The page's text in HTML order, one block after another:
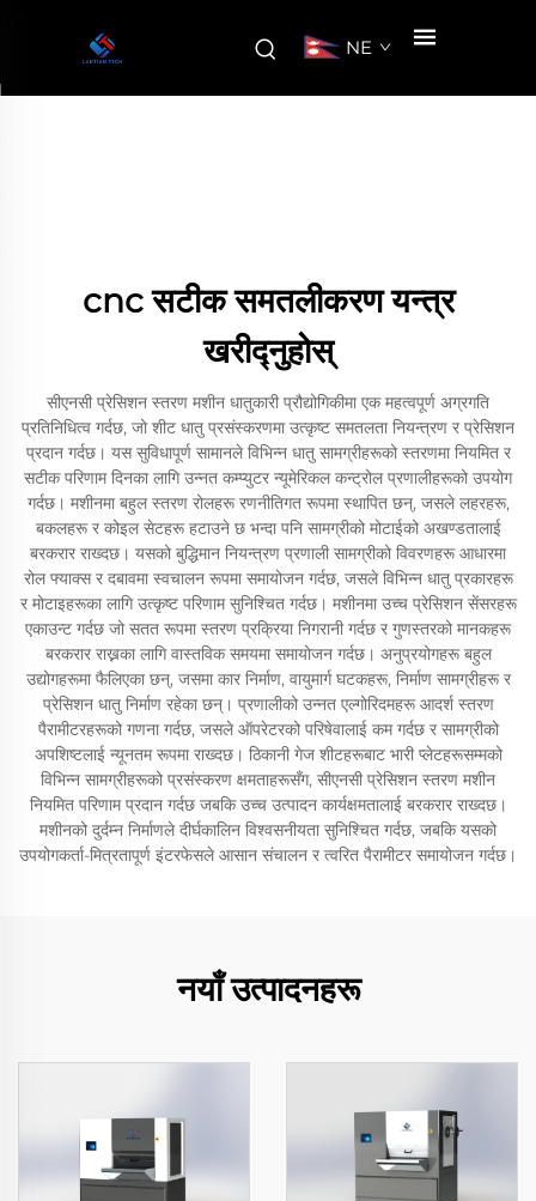
NE
cnc सटीक समतलीकरण यन्त्र
खरीद्नुहोस्
सीएनसी प्रेसिशन स्तरण मशीन धातुकारी प्रौद्योगिकीमा एक महत्वपूर्ण अग्रगति
प्रतिनिधित्व गर्दछ, जो शीट धातु प्रसंस्करणमा उत्कृष्ट समतलता नियन्त्रण र प्रेसिशन
प्रदान गर्दछ। यस सुविधापूर्ण सामानले विभिन्न धातु सामग्रीहरूको स्तरणमा नियमित र
सटीक परिणाम दिनका लागि उन्नत कम्प्युटर न्यूमेरिकल कन्ट्रोल प्रणालीहरूको उपयोग
गर्दछ। मशीनमा बहुल स्तरण रोलहरू रणनीतिगत रूपमा स्थापित छन्, जसले लहरहरू,
बकलहरू र कोइल सेटहरू हटाउने छ भन्दा पनि सामग्रीको मोटाईको अखण्डतालाई
बरकरार राख्दछ। यसको बुद्धिमान नियन्त्रण प्रणाली सामग्रीको विवरणहरू आधारमा
रोल फ्याक्स र दबावमा स्वचालन रूपमा समायोजन गर्दछ, जसले विभिन्न धातु प्रकारहरू
र मोटाइहरूका लागि उत्कृष्ट परिणाम सुनिश्चित गर्दछ। मशीनमा उच्च प्रेसिशन सेंसरहरू
एकाउन्ट गर्दछ जो सतत रूपमा स्तरण प्रक्रिया निगरानी गर्दछ र गुणस्तरको मानकहरू
बरकरार राख्नका लागि वास्तविक समयमा समायोजन गर्दछ। अनुप्रयोगहरू बहुल
उद्योगहरूमा फैलिएका छन्, जसमा कार निर्माण, वायुमार्ग घटकहरू, निर्माण सामग्रीहरू र
प्रेसिशन धातु निर्माण रहेका छन्। प्रणालीको उन्नत एल्गोरिदमहरू आदर्श स्तरण
पैरामीटरहरूको गणना गर्दछ, जसले ऑपरेटरको परिषेवालाई कम गर्दछ र सामग्रीको
अपशिष्टलाई न्यूनतम रूपमा राख्दछ। ठिकानी गेज शीटहरूबाट भारी प्लेटहरूसम्मको
विभिन्न सामग्रीहरूको प्रसंस्करण क्षमताहरूसँग, सीएनसी प्रेसिशन स्तरण मशीन
नियमित परिणाम प्रदान गर्दछ जबकि उच्च उत्पादन कार्यक्षमतालाई बरकरार राख्दछ।
मशीनको दुर्दम्न निर्माणले दीर्घकालिन विश्वसनीयता सुनिश्चित गर्दछ, जबकि यसको
उपयोगकर्ता-मित्रतापूर्ण इंटरफेसले आसान संचालन र त्वरित पैरामीटर समायोजन गर्दछ।
नयाँ उत्पादनहरू